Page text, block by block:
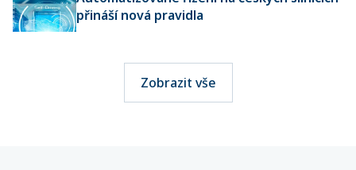
přináší nová pravidla
Zobrazit vše